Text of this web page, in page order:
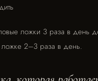
ложки 3 раза в день
2–3 раза в день.